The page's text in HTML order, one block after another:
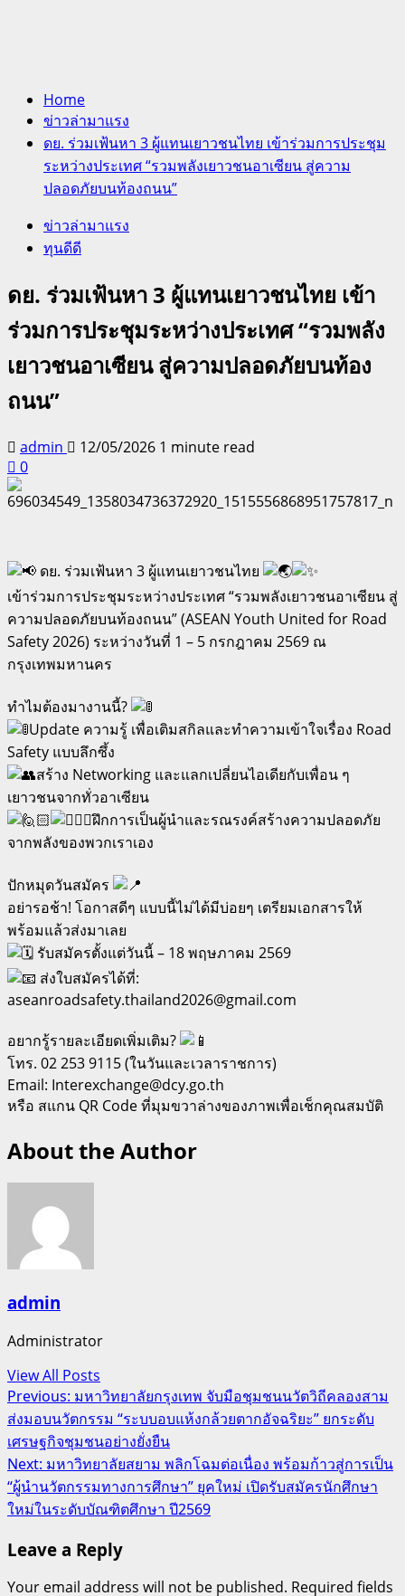
Home
ข่าวล่ามาแรง
ดย. ร่วมเฟ้นหา 3 ผู้แทนเยาวชนไทย เข้าร่วมการประชุม
ระหว่างประเทศ “รวมพลังเยาวชนอาเซียน สู่ความ
ปลอดภัยบนท้องถนน”
ข่าวล่ามาแรง
ทุนดีดี
ดย. ร่วมเฟ้นหา 3 ผู้แทนเยาวชนไทย เข้า
ร่วมการประชุมระหว่างประเทศ “รวมพลัง
เยาวชนอาเซียน สู่ความปลอดภัยบนท้อง
ถนน”
admin 12/05/2026 1 minute read
0
ดย. ร่วมเฟ้นหา 3 ผู้แทนเยาวชนไทย
เข้าร่วมการประชุมระหว่างประเทศ “รวมพลังเยาวชนอาเซียน สู่
ความปลอดภัยบนท้องถนน” (ASEAN Youth United for Road
Safety 2026) ระหว่างวันที่ 1 – 5 กรกฎาคม 2569 ณ
กรุงเทพมหานคร
ทำไมต้องมางานนี้?
Update ความรู้ เพื่อเติมสกิลและทำความเข้าใจเรื่อง Road
Safety แบบลึกซึ้ง
สร้าง Networking และแลกเปลี่ยนไอเดียกับเพื่อน ๆ
เยาวชนจากทั่วอาเซียน
ฝึกการเป็นผู้นำและรณรงค์สร้างความปลอดภัย
จากพลังของพวกเราเอง
ปักหมุดวันสมัคร
อย่ารอช้า! โอกาสดีๆ แบบนี้ไม่ได้มีบ่อยๆ เตรียมเอกสารให้
พร้อมแล้วส่งมาเลย
รับสมัครตั้งแต่วันนี้ – 18 พฤษภาคม 2569
ส่งใบสมัครได้ที่:
aseanroadsafety.thailand2026@gmail.com
อยากรู้รายละเอียดเพิ่มเติม?
โทร. 02 253 9115 (ในวันและเวลาราชการ)
Email: Interexchange@dcy.go.th
หรือ สแกน QR Code ที่มุมขวาล่างของภาพเพื่อเช็กคุณสมบัติ
About the Author
admin
Administrator
View All Posts
Post
navigation
Previous: มหาวิทยาลัยกรุงเทพ จับมือชุมชนนวัตวิถีคลองสาม
ส่งมอบนวัตกรรม “ระบบอบแห้งกล้วยตากอัจฉริยะ” ยกระดับ
เศรษฐกิจชุมชนอย่างยั่งยืน
Next: มหาวิทยาลัยสยาม พลิกโฉมต่อเนื่อง พร้อมก้าวสู่การเป็น
“ผู้นำนวัตกรรมทางการศึกษา” ยุคใหม่ เปิดรับสมัครนักศึกษา
ใหม่ในระดับบัณฑิตศึกษา ปี2569
Leave a Reply
Your email address will not be published. Required fields